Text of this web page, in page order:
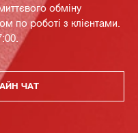
обміну
по роботі з клієнтами.
ЧАТ